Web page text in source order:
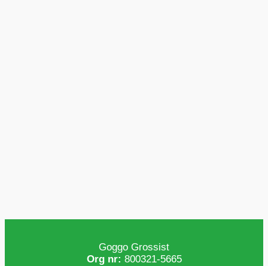
Goggo Grossist
Org nr: 800321-5665